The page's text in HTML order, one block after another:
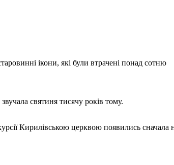
ікони, які були втрачені понад сотню
святиня тисячу років тому.
Кирилівською церквою появились сначала